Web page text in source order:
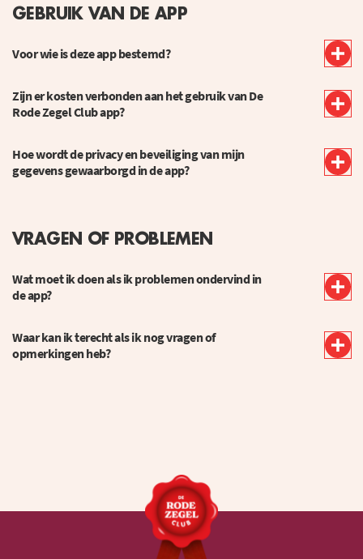
GEBRUIK VAN DE APP
Voor wie is deze app bestemd?
Zijn er kosten verbonden aan het gebruik van De
Rode Zegel Club app?
Hoe wordt de privacy en beveiliging van mijn
gegevens gewaarborgd in de app?
VRAGEN OF PROBLEMEN
Wat moet ik doen als ik problemen ondervind in
de app?
Waar kan ik terecht als ik nog vragen of
opmerkingen heb?